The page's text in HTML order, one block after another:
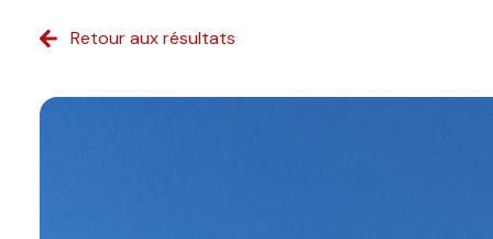
estimation
alerte
Retour aux résultats